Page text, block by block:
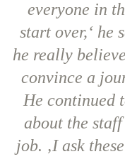
everyone in
start over,‘ he
he really
convince a
He continued
about the
job. ‚I ask